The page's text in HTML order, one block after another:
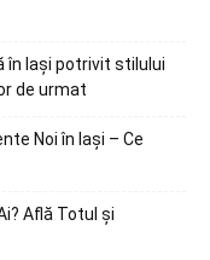
în Iași potrivit stilului
de urmat
Noi în Iași – Ce
Află Totul și